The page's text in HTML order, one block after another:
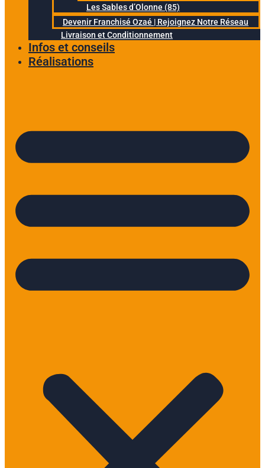
Les Sables d’Olonne (85)
Devenir Franchisé Ozaé | Rejoignez Notre Réseau
Livraison et Conditionnement
Infos et conseils
Réalisations